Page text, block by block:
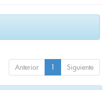
Anterior 1 Siguiente